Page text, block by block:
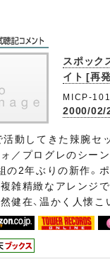
スポック
イト [再
MICP-
2000/02/
動してきた辣腕セ
／プログレのシー
の2年ぶりの新作。
雑精緻なアレンジ
健在、温かく人懐こ